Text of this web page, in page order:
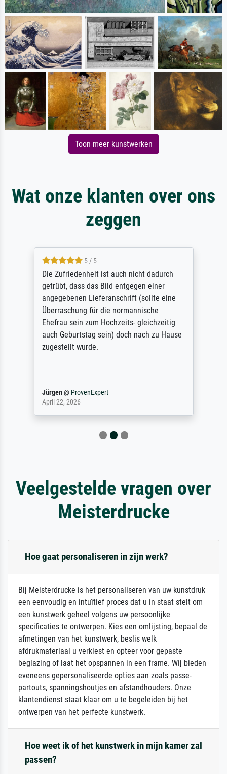
Toon meer kunstwerken
Wat onze klanten over ons
zeggen
5 / 5
Die Zufriedenheit ist auch nicht dadurch
getrübt, dass das Bild entgegen einer
angegebenen Lieferanschrift (sollte eine
Überraschung für die normannische
Ehefrau sein zum Hochzeits- gleichzeitig
auch Geburtstag sein) doch nach zu Hause
zugestellt wurde.
Jürgen@ ProvenExpert
April 22, 2026
Veelgestelde vragen over
Meisterdrucke
Hoe gaat personaliseren in zijn werk?
Bij Meisterdrucke is het personaliseren van uw kunstdruk
een eenvoudig en intuïtief proces dat u in staat stelt om
een kunstwerk geheel volgens uw persoonlijke
specificaties te ontwerpen. Kies een omlijsting, bepaal de
afmetingen van het kunstwerk, beslis welk
afdrukmateriaal u verkiest en opteer voor gepaste
beglazing of laat het opspannen in een frame. Wij bieden
eveneens gepersonaliseerde opties aan zoals passe-
partouts, spanningshoutjes en afstandhouders. Onze
klantendienst staat klaar om u te begeleiden bij het
ontwerpen van het perfecte kunstwerk.
Hoe weet ik of het kunstwerk in mijn kamer zal
passen?